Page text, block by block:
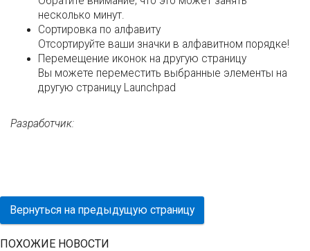
несколько минут.
Сортировка по алфавиту
Отсортируйте ваши значки в алфавитном порядке!
Перемещение иконок на другую страницу
Вы можете переместить выбранные элементы на
другую страницу Launchpad
Разработчик:
Вернуться на предыдущую страницу
ПОХОЖИЕ НОВОСТИ